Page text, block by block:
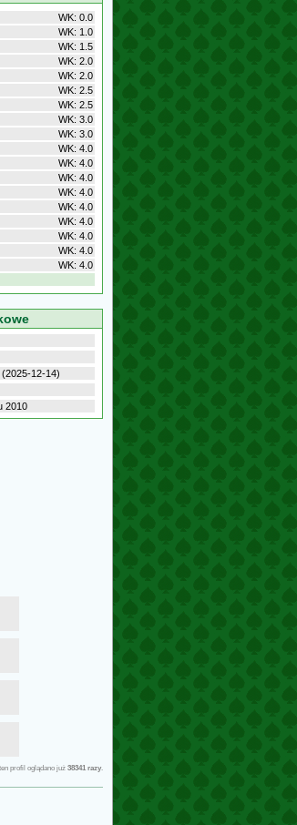
WK: 0.0
WK: 1.0
WK: 1.5
WK: 2.0
WK: 2.0
WK: 2.5
WK: 2.5
WK: 3.0
WK: 3.0
WK: 4.0
WK: 4.0
WK: 4.0
WK: 4.0
WK: 4.0
WK: 4.0
WK: 4.0
WK: 4.0
WK: 4.0
(2025-12-14)
2010
profil oglądano już 38341 razy.